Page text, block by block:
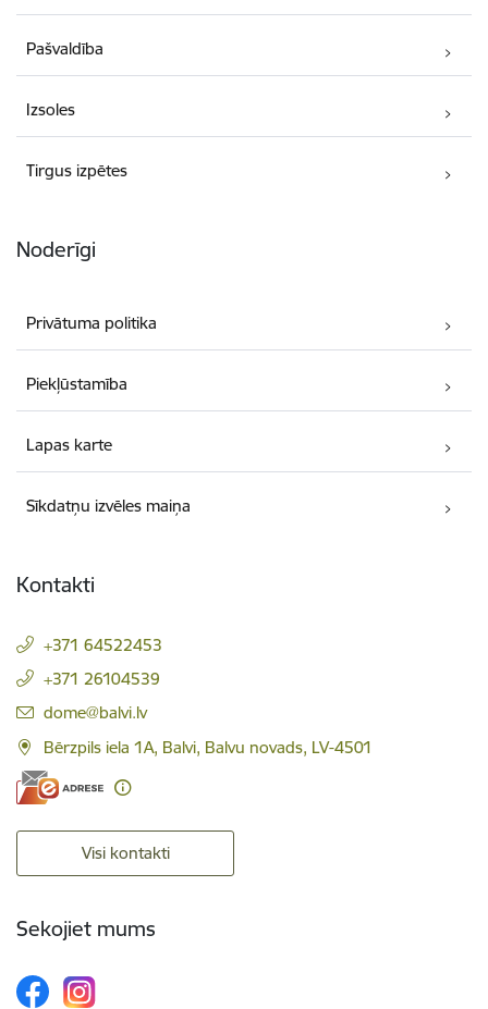
Pašvaldība
Izsoles
Tirgus izpētes
Noderīgi
Privātuma politika
Piekļūstamība
Lapas karte
Sīkdatņu izvēles maiņa
Kontakti
+371 64522453
+371 26104539
E-pasts:
dome@balvi.lv
Bērzpils iela 1A, Balvi, Balvu novads, LV-4501
Visi kontakti
Sekojiet mums